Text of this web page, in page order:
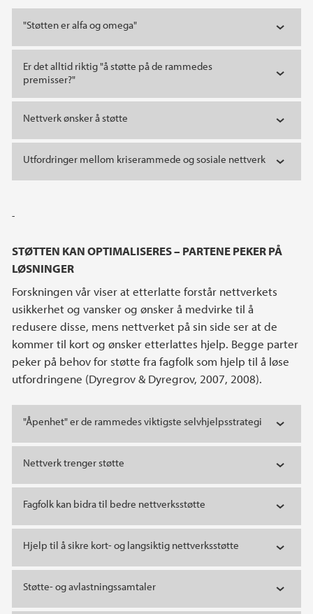
"Støtten er alfa og omega"
Er det alltid riktig "å støtte på de rammedes
premisser?"
Nettverk ønsker å støtte
Utfordringer mellom kriserammede og sosiale nettverk
-
STØTTEN KAN OPTIMALISERES – PARTENE PEKER PÅ
LØSNINGER
Forskningen vår viser at etterlatte forstår nettverkets
usikkerhet og vansker og ønsker å medvirke til å
redusere disse, mens nettverket på sin side ser at de
kommer til kort og ønsker etterlattes hjelp. Begge parter
peker på behov for støtte fra fagfolk som hjelp til å løse
utfordringene (Dyregrov & Dyregrov, 2007, 2008).
"Åpenhet" er de rammedes viktigste selvhjelpsstrategi
Nettverk trenger støtte
Fagfolk kan bidra til bedre nettverksstøtte
Hjelp til å sikre kort- og langsiktig nettverksstøtte
Støtte- og avlastningssamtaler